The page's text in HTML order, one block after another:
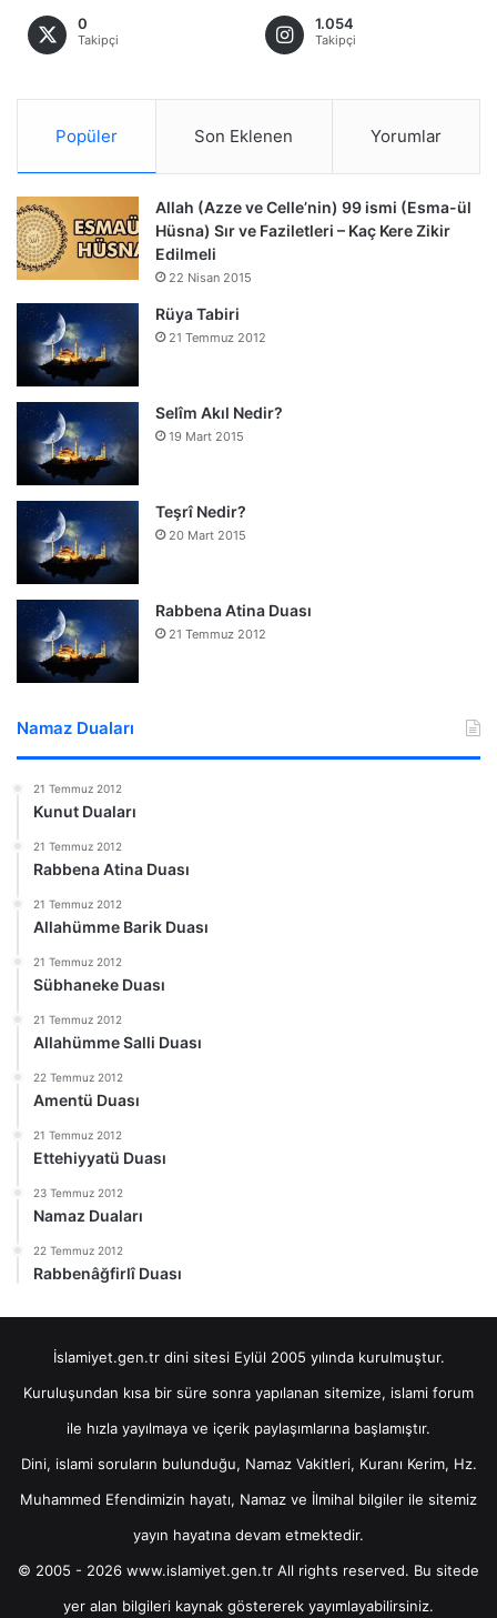
0
Takipçi
1.054
Takipçi
Popüler Son Eklenen Yorumlar
Allah (Azze ve Celle’nin) 99 ismi (Esma-ül
Hüsna) Sır ve Faziletleri – Kaç Kere Zikir
Edilmeli
22 Nisan 2015
Rüya Tabiri
21 Temmuz 2012
Selîm Akıl Nedir?
19 Mart 2015
Teşrî Nedir?
20 Mart 2015
Rabbena Atina Duası
21 Temmuz 2012
Namaz Duaları
21 Temmuz 2012
Kunut Duaları
21 Temmuz 2012
Rabbena Atina Duası
21 Temmuz 2012
Allahümme Barik Duası
21 Temmuz 2012
Sübhaneke Duası
21 Temmuz 2012
Allahümme Salli Duası
22 Temmuz 2012
Amentü Duası
21 Temmuz 2012
Ettehiyyatü Duası
23 Temmuz 2012
Namaz Duaları
22 Temmuz 2012
Rabbenâğfirlî Duası
İslamiyet.gen.tr dini sitesi Eylül 2005 yılında kurulmuştur.
Kuruluşundan kısa bir süre sonra yapılanan sitemize, islami forum
ile hızla yayılmaya ve içerik paylaşımlarına başlamıştır.
Dini, islami soruların bulunduğu, Namaz Vakitleri, Kuranı Kerim, Hz.
Muhammed Efendimizin hayatı, Namaz ve İlmihal bilgiler ile sitemiz
yayın hayatına devam etmektedir.
© 2005 - 2026 www.islamiyet.gen.tr All rights reserved. Bu sitede
yer alan bilgileri kaynak göstererek yayımlayabilirsiniz.